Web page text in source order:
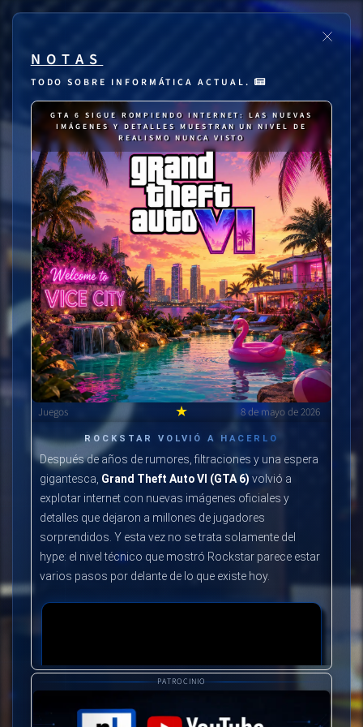
NOTAS
TODO SOBRE INFORMÁTICA ACTUAL.
GTA 6 SIGUE ROMPIENDO INTERNET: LAS NUEVAS
IMÁGENES Y DETALLES MUESTRAN UN NIVEL DE
REALISMO NUNCA VISTO
Juegos ★ 8 de mayo de 2026
ROCKSTAR VOLVIÓ A HACERLO
Después de años de rumores, filtraciones y una espera
gigantesca, Grand Theft Auto VI (GTA 6) volvió a
explotar internet con nuevas imágenes oficiales y
detalles que dejaron a millones de jugadores
sorprendidos. Y esta vez no se trata solamente del
hype: el nivel técnico que mostró Rockstar parece estar
varios pasos por delante de lo que existe hoy.
PATROCINIO